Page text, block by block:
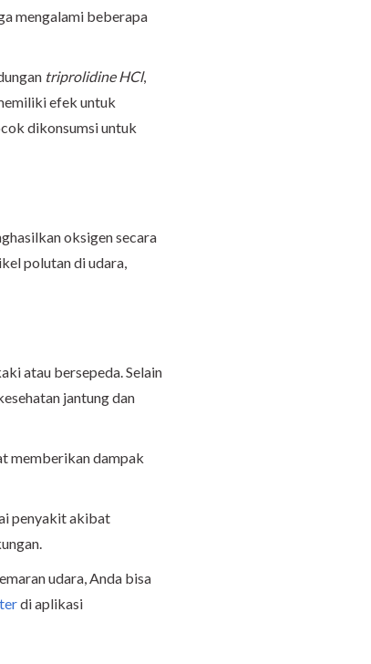
mengalami beberapa
triprolidine HCl,
efek untuk
dikonsumsi untuk
oksigen secara
polutan di udara,
atau bersepeda. Selain
jantung dan
memberikan dampak
penyakit akibat
udara, Anda bisa
di aplikasi